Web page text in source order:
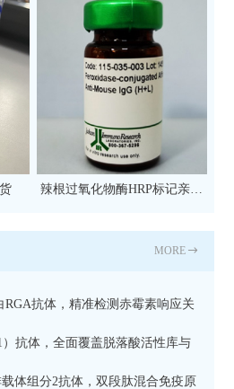
辣根过氧化物酶HRP标记亲和
抗 现货
MORE
抗体，精准检测赤霉素响应关
抗体，全面覆盖脱落酸活性库与
体组分2抗体，双段肽混合免疫原